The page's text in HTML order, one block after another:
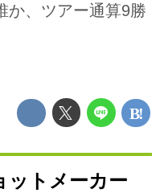
か、ツアー通算9勝
ットメーカー